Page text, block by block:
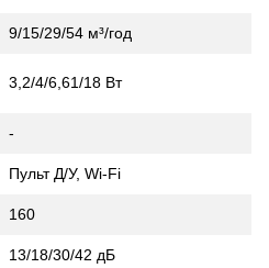
9/15/29/54 м³/год
3,2/4/6,61/18 Вт
-
Пульт Д/У, Wi-Fi
160
13/18/30/42 дБ